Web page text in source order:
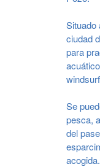
Situado
ciudad
para
Se
pesca,
del
acogida.